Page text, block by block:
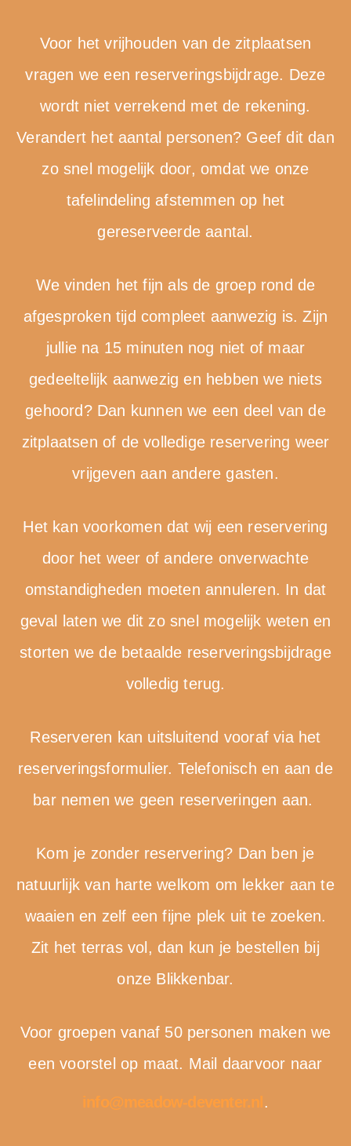
Voor het vrijhouden van de zitplaatsen
vragen we een reserveringsbijdrage. Deze
wordt niet verrekend met de rekening.
Verandert het aantal personen? Geef dit dan
zo snel mogelijk door, omdat we onze
tafelindeling afstemmen op het
gereserveerde aantal.
We vinden het fijn als de groep rond de
afgesproken tijd compleet aanwezig is. Zijn
jullie na 15 minuten nog niet of maar
gedeeltelijk aanwezig en hebben we niets
gehoord? Dan kunnen we een deel van de
zitplaatsen of de volledige reservering weer
vrijgeven aan andere gasten.
Het kan voorkomen dat wij een reservering
door het weer of andere onverwachte
omstandigheden moeten annuleren. In dat
geval laten we dit zo snel mogelijk weten en
storten we de betaalde reserveringsbijdrage
volledig terug.
Reserveren kan uitsluitend vooraf via het
reserveringsformulier. Telefonisch en aan de
bar nemen we geen reserveringen aan.
Kom je zonder reservering? Dan ben je
natuurlijk van harte welkom om lekker aan te
waaien en zelf een fijne plek uit te zoeken.
Zit het terras vol, dan kun je bestellen bij
onze Blikkenbar.
Voor groepen vanaf 50 personen maken we
een voorstel op maat. Mail daarvoor naar
info@meadow-deventer.nl .